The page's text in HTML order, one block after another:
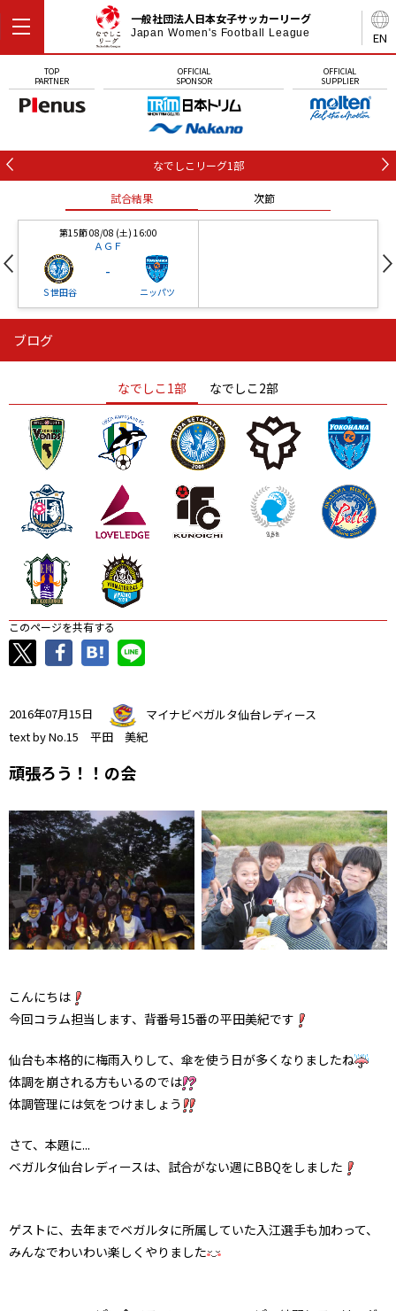
EN
一般社団法人日本女子サッカーリーグ
Japan Women's Football League
TOP
PARTNER
OFFICIAL
SPONSOR
OFFICIAL
SUPPLIER
なでしこリーグ1部
試合結果 次節
第15節 08/08 (土) 16:00
ＡＧＦ
Ｓ世田谷
-
ニッパツ
ニッパツ
ニッパツ 名古屋
石人の星
静岡 愛媛Ｌ
ブログ
なでしこ1部 なでしこ2部
このページを共有する
2016年07月15日
マイナビベガルタ仙台レディース
text by No.15 平田 美紀
頑張ろう！！の会
こんにちは
今回コラム担当します、背番号15番の平田美紀です
仙台も本格的に梅雨入りして、傘を使う日が多くなりましたね
体調を崩される方もいるのでは
体調管理には気をつけましょう
さて、本題に...
ベガルタ仙台レディースは、試合がない週にBBQをしました
ゲストに、去年までベガルタに所属していた入江選手も加わって、
みんなでわいわい楽しくやりました